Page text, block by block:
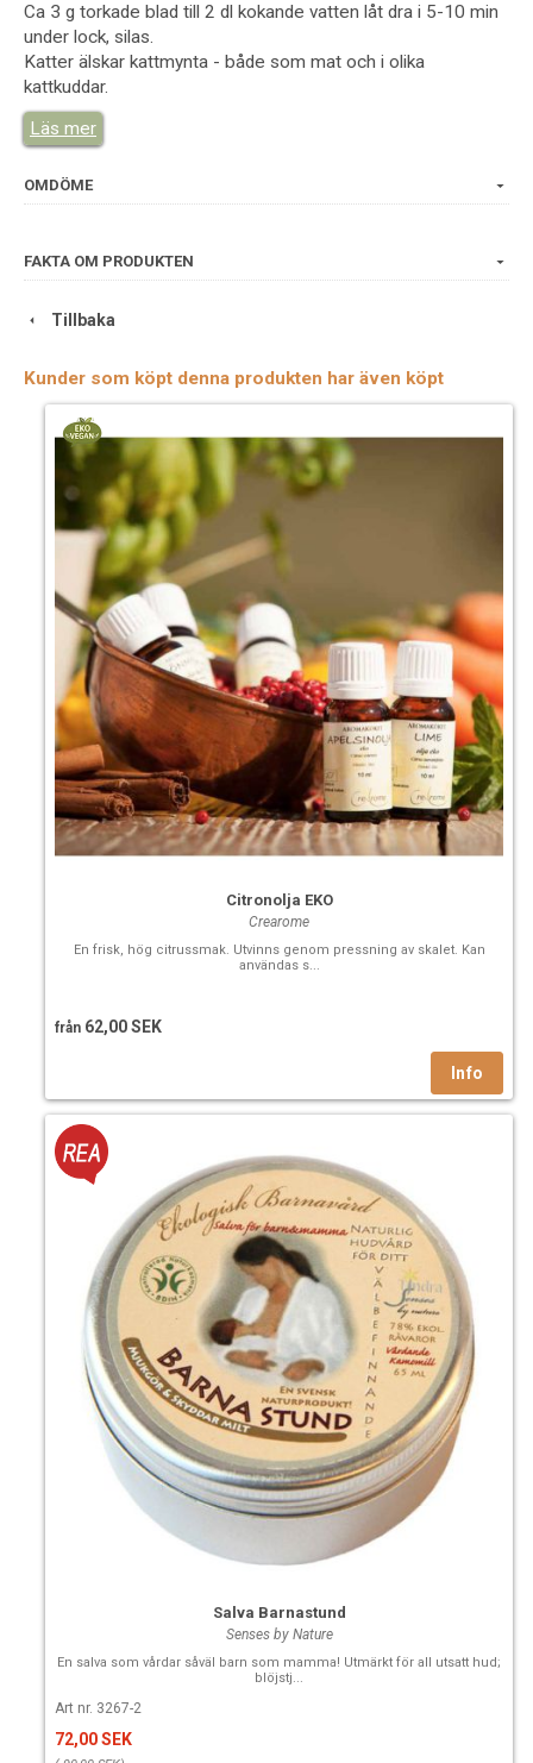
Ca 3 g torkade blad till 2 dl kokande vatten låt dra i 5-10 min
under lock, silas.
Katter älskar kattmynta - både som mat och i olika
kattkuddar.
Vetenskapligt namn: Nepeta cataria.
Växtdel: Blad.
Läs mer
OMDÖME
FAKTA OM PRODUKTEN
Tillbaka
Kunder som köpt denna produkten har även köpt
Citronolja EKO
Crearome
En frisk, hög citrussmak. Utvinns genom pressning av skalet. Kan
användas s...
från 62,00 SEK
Salva Barnastund
Senses by Nature
En salva som vårdar såväl barn som mamma! Utmärkt för all utsatt hud;
blöjstj...
Art nr. 3267-2
72,00 SEK